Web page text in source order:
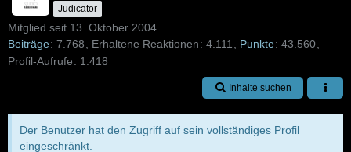
Judicator
Mitglied seit 13. Oktober 2004
Beiträge 7.768 Erhaltene Reaktionen 4.111 Punkte 43.560
Profil-Aufrufe
1.418
Inhalte suchen
Der Benutzer hat den Zugriff auf sein vollständiges Profil
eingeschränkt.